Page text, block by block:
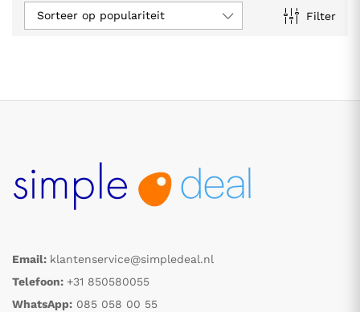
Filter
Sorteer op populariteit
Email: klantenservice@simpledeal.nl
Telefoon: +31 850580055
WhatsApp: 085 058 00 55